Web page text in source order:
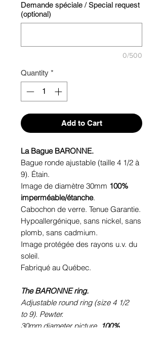
Demande spéciale / Special request
(optional)
0/500
Quantity *
Add to Cart
La Bague BARONNE.
Bague ronde ajustable (taille 4 1/2 à
9). Étain.
Image de diamètre 30mm 100%
imperméable/étanche.
Cabochon de verre. Tenue Garantie.
Hypoallergénique, sans nickel, sans
plomb, sans cadmium.
Image protégée des rayons u.v. du
soleil.
Fabriqué au Québec.
The BARONNE ring.
Adjustable round ring (size 4 1/2
to 9). Pewter.
30mm diameter picture. 100%